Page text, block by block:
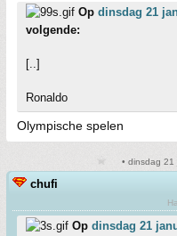
Op dinsdag 21
volgende:
[..]
Ronaldo
Olympische spelen
• dinsdag
chufi
Op dinsdag 21